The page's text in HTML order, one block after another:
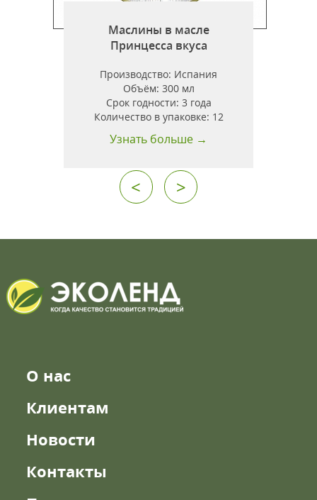
Маслины в масле
Принцесса вкуса
Производство: Испания
Объём: 300 мл
Срок годности: 3 года
Количество в упаковке: 12
Узнать больше →
< >
О нас
Клиентам
Новости
Контакты